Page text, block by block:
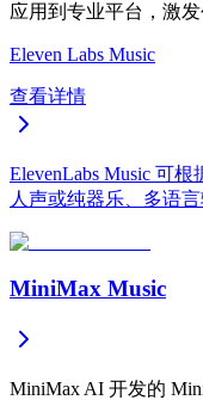
应用到专业平台，激
Eleven Labs Music
查看详情
ElevenLabs Music 可
人声或纯器乐、多语
MiniMax Music
MiniMax AI 开发的